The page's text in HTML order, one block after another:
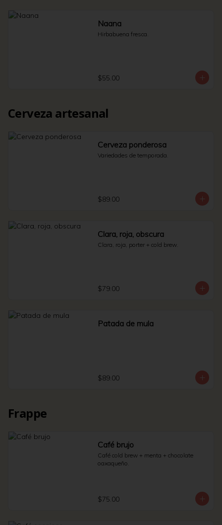
Naana
Hirbabuena fresca.
$55.00
Cerveza artesanal
Cerveza ponderosa
Variedades de temporada.
$89.00
Clara, roja, obscura
Clara, roja, porter + cold brew.
$79.00
Patada de mula
$89.00
Frappe
Café brujo
Café cold brew + menta + chocolate
oaxaqueño.
$75.00